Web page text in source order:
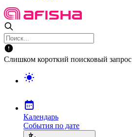
Слишком короткий поисковый запрос
Календарь
События по дате